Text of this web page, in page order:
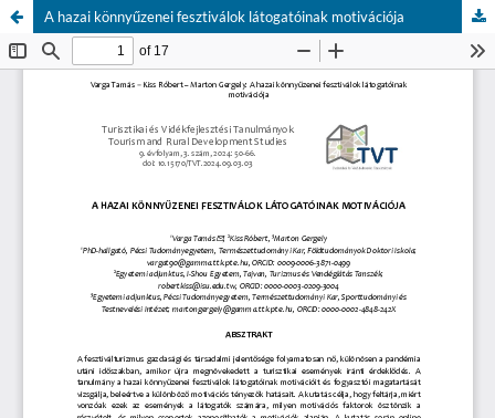
A hazai könnyűzenei fesztiválok látogatóinak motivációja